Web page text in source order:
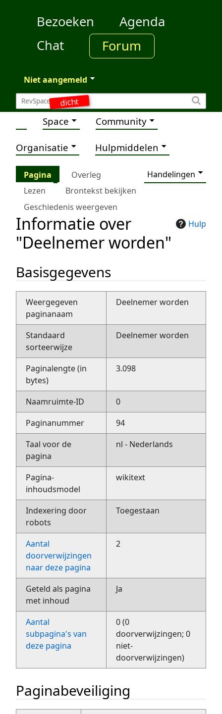
dicht
Bezoeken
Agenda
Chat
Forum
Niet aangemeld
Space Community
Organisatie Hulpmiddelen
Pagina Overleg
Handelingen
Lezen
Brontekst bekijken
Geschiedenis weergeven
Hulp
Informatie over
"Deelnemer worden"
Basisgegevens
Weergegeven
paginanaam
Deelnemer worden
Standaard
sorteerwijze
Deelnemer worden
Paginalengte (in
bytes)
3.098
Naamruimte-ID
0
Paginanummer
94
Taal voor de
pagina
nl - Nederlands
Pagina-
inhoudsmodel
wikitext
Indexering door
robots
Toegestaan
Aantal
doorverwijzingen
naar deze pagina
2
Geteld als pagina
met inhoud
Ja
Aantal
subpagina's van
deze pagina
0 (0
doorverwijzingen; 0
niet-
doorverwijzingen)
Paginabeveiliging